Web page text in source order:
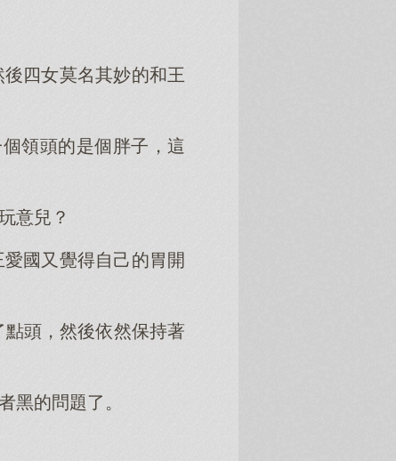
四女莫名其妙的和王
領頭的是個胖子，這
意兒？
國又覺得自己的胃開
頭，然後依然保持著
黑的問題了。